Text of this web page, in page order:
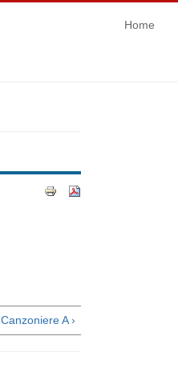
Home
Canzoniere A ›